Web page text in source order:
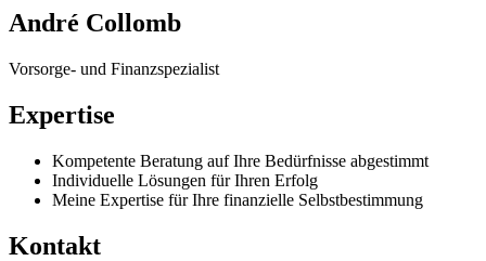
André Collomb
Vorsorge- und Finanzspezialist
Expertise
Kompetente Beratung auf Ihre Bedürfnisse abgestimmt
Individuelle Lösungen für Ihren Erfolg
Meine Expertise für Ihre finanzielle Selbstbestimmung
Kontakt